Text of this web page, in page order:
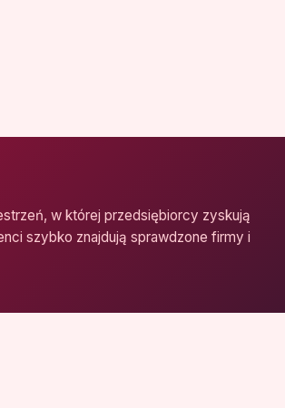
w której przedsiębiorcy zyskują
szybko znajdują sprawdzone firmy i